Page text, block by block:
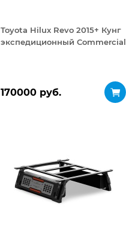
Toyota Hilux Revo 2015+ Кунг
экспедиционный Commercial
170000 руб.